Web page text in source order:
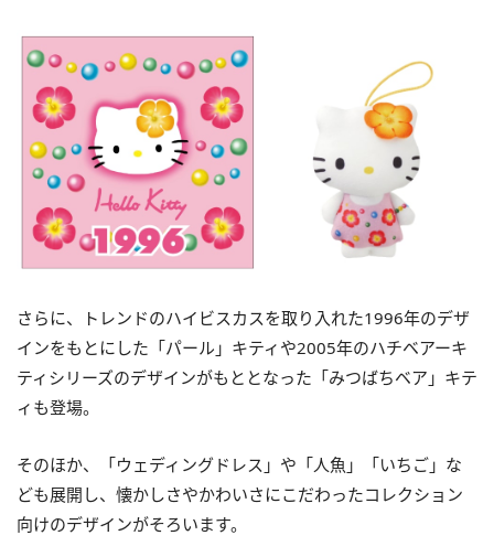
さらに、トレンドのハイビスカスを取り入れた1996年のデザ
インをもとにした「パール」キティや2005年のハチベアーキ
ティシリーズのデザインがもととなった「みつばちベア」キテ
ィも登場。
そのほか、「ウェディングドレス」や「人魚」「いちご」な
ども展開し、懐かしさやかわいさにこだわったコレクション
向けのデザインがそろいます。